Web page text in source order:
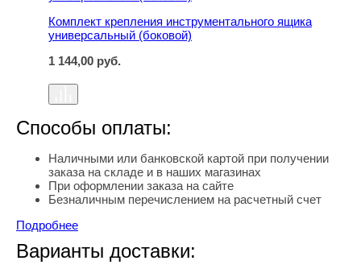
Комплект крепления инструментального ящика
универсальный (боковой)
1 144,00 руб.
Способы оплаты:
Наличными или банковской картой при получении
заказа на складе и в наших магазинах
При оформлении заказа на сайте
Безналичным перечислением на расчетный счет
Подробнее
Варианты доставки: